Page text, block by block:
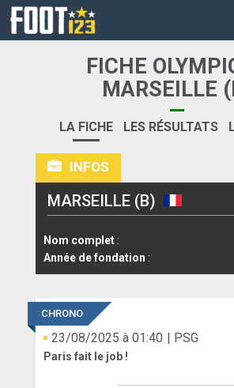
CM
LES DIRECTS
LIGUE 1
LIGUE 2
COUPE DE FRANCE
FICHE
MARSEILLE
LA FICHE LES RÉSULTATS
INFOS
MARSEILLE (B)
Nom complet :
Année de fondation :
CHRONO
23/08/2025 à 01:40 | PSG
Paris fait le job !